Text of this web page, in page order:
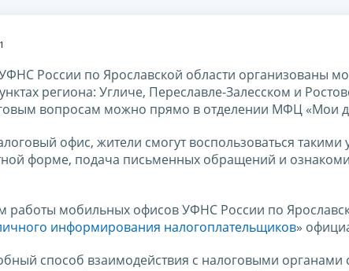
России по Ярославской области организованы
региона: Угличе, Переславле-Залесском и
вопросам можно прямо в отделении МФЦ «Мои
офис, жители смогут воспользоваться такими
форме, подача письменных обращений и
работы мобильных офисов УФНС России по
информирования налогоплательщиков»
способ взаимодействия с налоговыми органами